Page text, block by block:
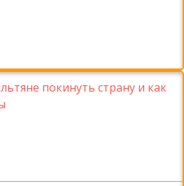
покинуть страну и как